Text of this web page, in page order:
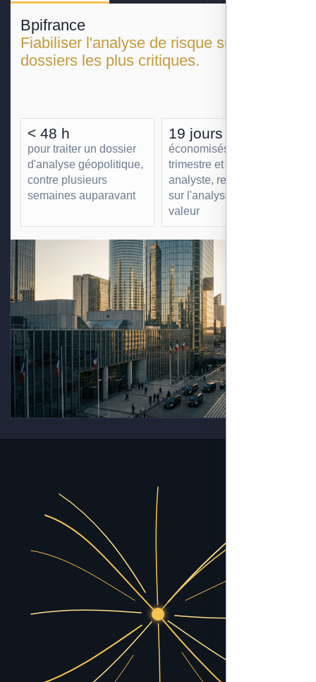
Bpifrance
Fiabiliser l'analyse de risque sur les
dossiers les plus critiques.
< 48 h
pour traiter un dossier
d'analyse géopolitique,
contre plusieurs
semaines auparavant
19 jours
économisés par
trimestre et par
analyste, redéployés
sur l'analyse à forte
valeur